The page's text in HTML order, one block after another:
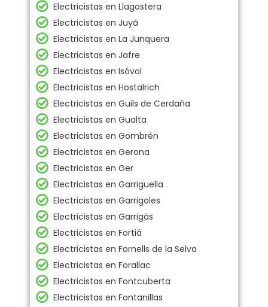
Electricistas en Llagostera
Electricistas en Juyá
Electricistas en La Junquera
Electricistas en Jafre
Electricistas en Isóvol
Electricistas en Hostalrich
Electricistas en Guils de Cerdaña
Electricistas en Gualta
Electricistas en Gombrén
Electricistas en Gerona
Electricistas en Ger
Electricistas en Garriguella
Electricistas en Garrigoles
Electricistas en Garrigás
Electricistas en Fortiá
Electricistas en Fornells de la Selva
Electricistas en Forallac
Electricistas en Fontcuberta
Electricistas en Fontanillas